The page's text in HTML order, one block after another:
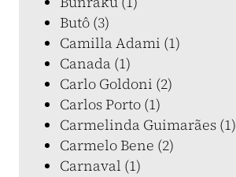
Butô (3)
Camilla Adami (1)
Canada (1)
Carlo Goldoni (2)
Carlos Porto (1)
Carmelinda Guimarães (1)
Carmelo Bene (2)
Carnaval (1)